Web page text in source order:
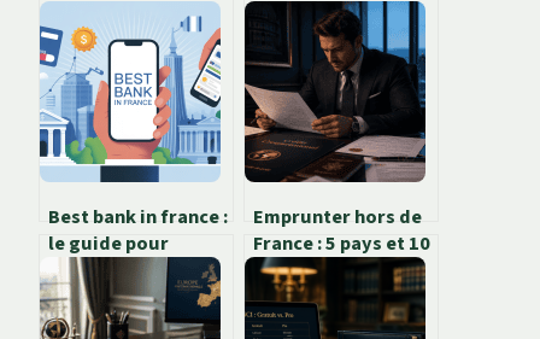
Best bank in france :
le guide pour
choisir la bonne
banque
Emprunter hors de
France : 5 pays et 10
banques
accessibles aux
résidents français